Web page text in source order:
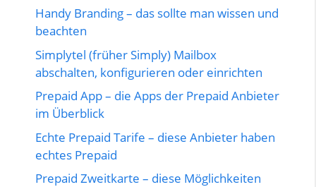
Handy Branding – das sollte man wissen und
beachten
Simplytel (früher Simply) Mailbox
abschalten, konfigurieren oder einrichten
Prepaid App – die Apps der Prepaid Anbieter
im Überblick
Echte Prepaid Tarife – diese Anbieter haben
echtes Prepaid
Prepaid Zweitkarte – diese Möglichkeiten